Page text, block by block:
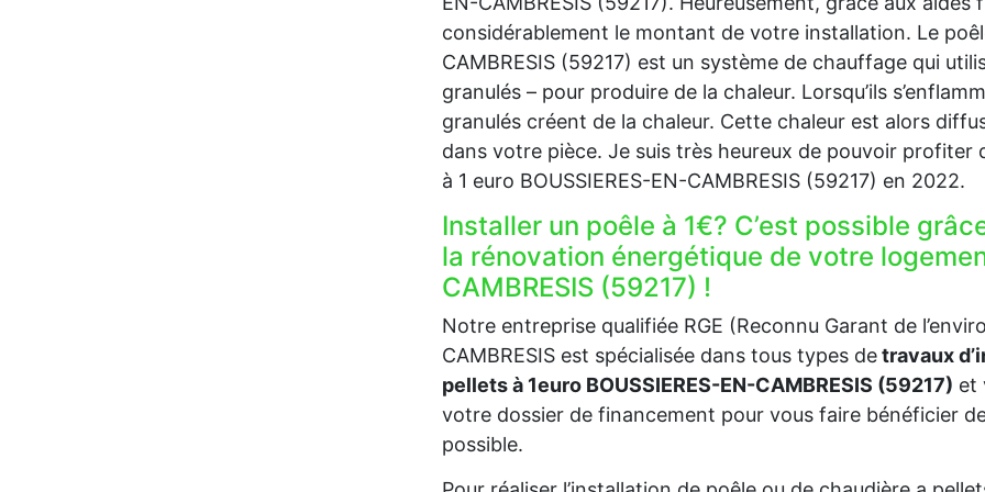
considérablement le montant de votre installation. Le
CAMBRESIS (59217) est un système de chauffage qui
granulés – pour produire de la chaleur. Lorsqu’ils
granulés créent de la chaleur. Cette chaleur est alors
dans votre pièce. Je suis très heureux de pouvoir profiter
à 1 euro BOUSSIERES-EN-CAMBRESIS (59217) en 2022.
Installer un poêle à 1€? C’est possible
la rénovation énergétique de votre
CAMBRESIS (59217) !
Notre entreprise qualifiée RGE (Reconnu Garant de
CAMBRESIS est spécialisée dans tous types detravaux
pellets à 1euro BOUSSIERES-EN-CAMBRESIS (59217) et
votre dossier de financement pour vous faire bénéficier
possible.